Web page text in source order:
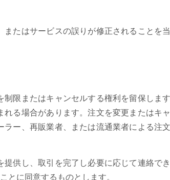
たはサービスの誤りが修正されることを
限またはキャンセルする権利を留保しま
る場合があります。注文を変更またはキ
ー、再販業者、または流通業者による注
供し、取引を完了し必要に応じて連絡で
とに同意するものとします。